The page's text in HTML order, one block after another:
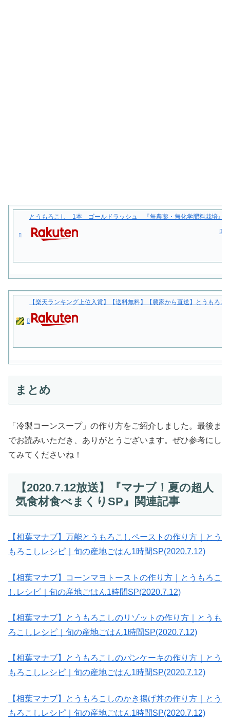
とうもろこし 1本 ゴールドラッシュ 『無農薬・無化学肥料栽培』
【楽天ランキング上位入賞】【送料無料】【農家から直送】とうもろ
まとめ
「冷製コーンスープ」の作り方をご紹介しました。最後ま
でお読みいただき、ありがとうございます。ぜひ参考にし
てみてくださいね！
【2020.7.12放送】『マナブ！夏の超人
気食材食べまくりSP』関連記事
【相葉マナブ】万能とうもろこしペーストの作り方｜とう
もろこしレシピ｜旬の産地ごはん1時間SP(2020.7.12)
【相葉マナブ】コーンマヨトーストの作り方｜とうもろこ
しレシピ｜旬の産地ごはん1時間SP(2020.7.12)
【相葉マナブ】とうもろこしのリゾットの作り方｜とうも
ろこしレシピ｜旬の産地ごはん1時間SP(2020.7.12)
【相葉マナブ】とうもろこしのパンケーキの作り方｜とう
もろこしレシピ｜旬の産地ごはん1時間SP(2020.7.12)
【相葉マナブ】とうもろこしのかき揚げ丼の作り方｜とう
もろこしレシピ｜旬の産地ごはん1時間SP(2020.7.12)